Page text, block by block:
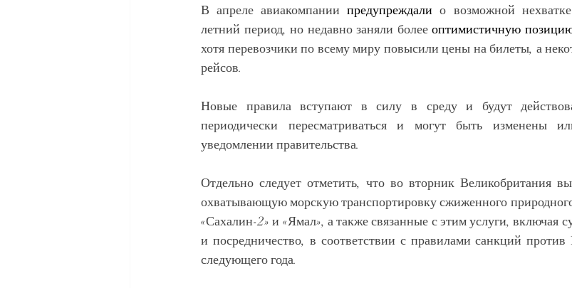
В апреле авиакомпании предупреждали о возможной
летний период, но недавно заняли более оптимистичную
хотя перевозчики по всему миру повысили цены на билеты, а
рейсов.
Новые правила вступают в силу в среду и будут
периодически пересматриваться и могут быть изменены
уведомлении правительства.
Отдельно следует отметить, что во вторник Великобритания
охватывающую морскую транспортировку сжиженного природного
«Сахалин-2» и «Ямал», а также связанные с этим услуги, включая
и посредничество, в соответствии с правилами санкций
следующего года.